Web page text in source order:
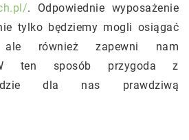
. Odpowiednie wyposażenie
tylko będziemy mogli osiągać
ale również zapewni nam
W ten sposób przygoda z
dla nas prawdziwą